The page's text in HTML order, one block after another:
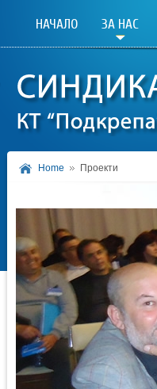
НАЧАЛО ЗА НАС
Home Проекти